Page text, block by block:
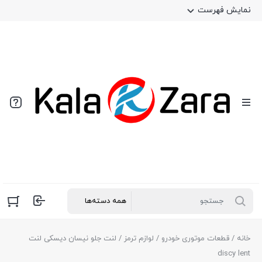
نمایش فهرست
خانه / قطعات موتوری خودرو / لوازم ترمز / لنت جلو نیسان دیسکی لنت
discy lent